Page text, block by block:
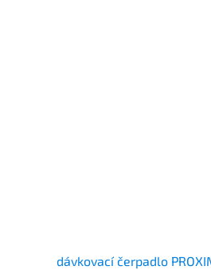
dávkovací čerpadlo